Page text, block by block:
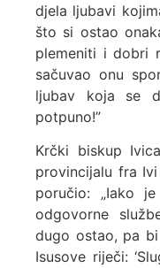
djela ljubavi
što si ostao
plemeniti i dobri
sačuvao onu
ljubav koja se
potpuno!”
Krčki biskup
provincijalu fra
poručio: „Iako
odgovorne
dugo ostao, pa
Isusove riječi: